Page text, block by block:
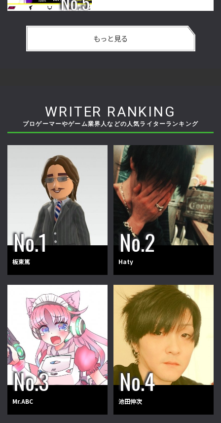
もっと見る
WRITER RANKING
プロゲーマーやゲーム業界人などの人気ライターランキング
板東篤 Haty
Mr.ABC 池田伸次